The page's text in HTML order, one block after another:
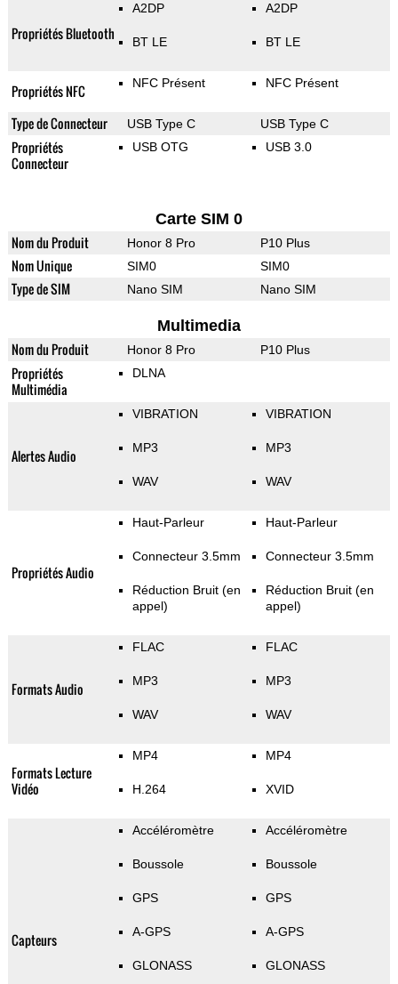
Propriétés Bluetooth
A2DP
BT LE
A2DP
BT LE
Propriétés NFC NFC Présent NFC Présent
Type de Connecteur USB Type C USB Type C
Propriétés
Connecteur
USB OTG USB 3.0
Carte SIM 0
Nom du Produit Honor 8 Pro P10 Plus
Nom Unique SIM0 SIM0
Type de SIM Nano SIM Nano SIM
Multimedia
Nom du Produit Honor 8 Pro P10 Plus
Propriétés
Multimédia
DLNA
Alertes Audio
VIBRATION
MP3
WAV
VIBRATION
MP3
WAV
Propriétés Audio
Haut-Parleur
Connecteur 3.5mm
Réduction Bruit (en
appel)
Haut-Parleur
Connecteur 3.5mm
Réduction Bruit (en
appel)
Formats Audio
FLAC
MP3
WAV
FLAC
MP3
WAV
Formats Lecture
Vidéo
MP4
H.264
MP4
XVID
Capteurs
Accéléromètre
Boussole
GPS
A-GPS
GLONASS
Accéléromètre
Boussole
GPS
A-GPS
GLONASS